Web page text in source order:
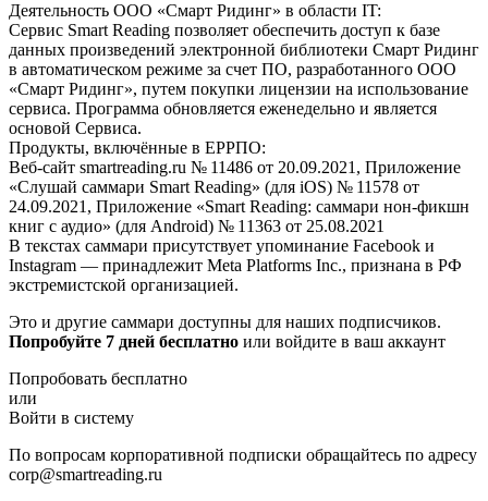
Деятельность ООО «Смарт Ридинг» в области IT:
Сервис Smart Reading позволяет обеспечить доступ к базе
данных произведений электронной библиотеки Смарт Ридинг
в автоматическом режиме за счет ПО, разработанного ООО
«Смарт Ридинг», путем покупки лицензии на использование
сервиса. Программа обновляется еженедельно и является
основой Сервиса.
Продукты, включённые в ЕРРПО:
Веб-сайт smartreading.ru № 11486 от 20.09.2021, Приложение
«Слушай саммари Smart Reading» (для iOS) № 11578 от
24.09.2021, Приложение «Smart Reading: саммари нон-фикшн
книг с аудио» (для Android) № 11363 от 25.08.2021
В текстах саммари присутствует упоминание Facebook и
Instagram — принадлежит Meta Platforms Inc., признана в РФ
экстремистской организацией.
Это и другие саммари доступны для наших подписчиков.
Попробуйте 7 дней бесплатно или войдите в ваш аккаунт
Попробовать бесплатно
или
Войти в систему
По вопросам корпоративной подписки обращайтесь по адресу
corp@smartreading.ru